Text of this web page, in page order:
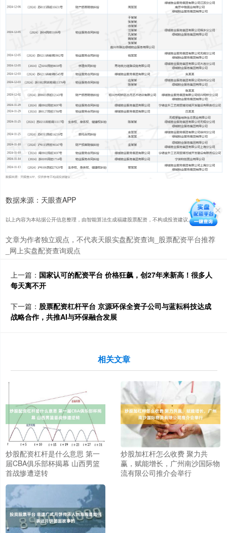
数据来源：天眼查APP
以上内容为本站据公开信息整理，由智能算法生成福建股票配资，不构成投资建议。
文章为作者独立观点，不代表天眼实盘配资查询_股票配资平台推荐
_网上实盘配资查询观点
上一篇： 国家认可的配资平台 价格狂飙，创27年来新高！很多人
每天离不开
下一篇： 股票配资杠杆平台 京源环保全资子公司与蓝耘科技达成
战略合作，共推AI与环保融合发展
相关文章
炒股配资杠杆是什么意思 第一
届CBA俱乐部杯揭幕 山西男篮
首战惨遭逆转
炒股加杠杆怎么收费 聚力共
赢，赋能增长，广州南沙国际物
流有限公司推介会举行